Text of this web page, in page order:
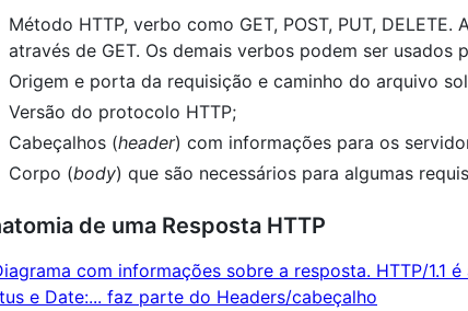
Método HTTP, verbo como GET, POST, PUT,
através de GET. Os demais verbos podem ser
Origem e porta da requisição e caminho do arquivo
Versão do protocolo HTTP;
Cabeçalhos (header) com informações para os
Corpo (body) que são necessários para algumas
de uma Resposta HTTP